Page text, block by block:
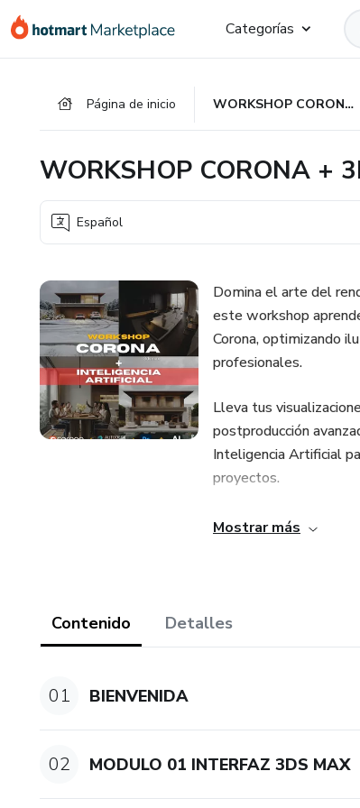
Categorías
Página de inicio WORKSHOP CORONA + 3DS MAX + PHOTOSHOP + AI
WORKSHOP CORONA +
Español
Domina el arte del
este workshop
Corona, optimizando
profesionales.
Lleva tus
postproducción
Inteligencia Artificial
proyectos.
Un curso práctico,
Mostrar más
Contenido Detalles
01 BIENVENIDA
02 MODULO 01 INTERFAZ 3DS MAX